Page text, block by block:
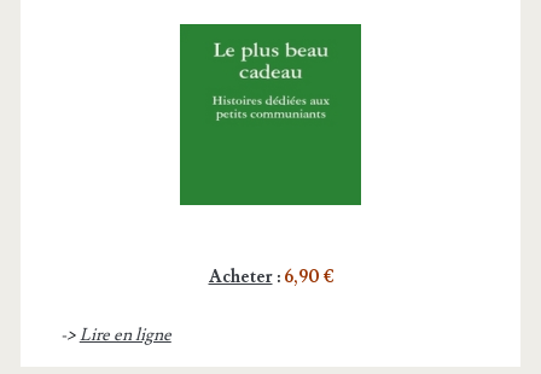
Acheter: 6,90 €
->Lire en ligne